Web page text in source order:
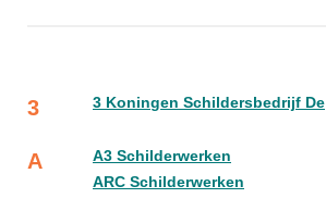
3 3 Koningen Schildersbedrijf De
A
A3 Schilderwerken
ARC Schilderwerken